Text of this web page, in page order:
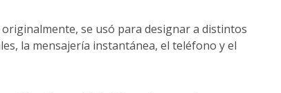
se usó para designar a distintos
la mensajería instantánea, el teléfono y el